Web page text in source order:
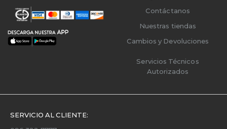
Contáctanos
Nuestras tiendas
Cambios y Devoluciones
Servicios Técnicos
Autorizados
SERVICIO AL CLIENTE: